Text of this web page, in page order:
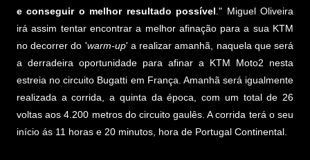
e conseguir o melhor resultado possível ." Miguel Oliveira
irá assim tentar encontrar a melhor afinação para a sua KTM
no decorrer do 'warm-up' a realizar amanhã, naquela que será
a derradeira oportunidade para afinar a KTM Moto2 nesta
estreia no circuito Bugatti em França. Amanhã será igualmente
realizada a corrida, a quinta da época, com um total de 26
voltas aos 4.200 metros do circuito gaulês. A corrida terá o seu
início ás 11 horas e 20 minutos, hora de Portugal Continental.